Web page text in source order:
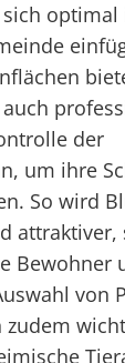
optimal
der
um ihre
So wird
attraktiver,
Bewohner
von